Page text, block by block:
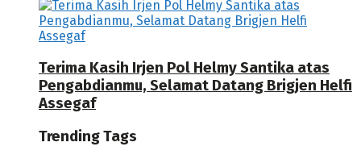
Terima Kasih Irjen Pol Helmy Santika atas
Pengabdianmu, Selamat Datang Brigjen Helfi
Assegaf
Trending Tags